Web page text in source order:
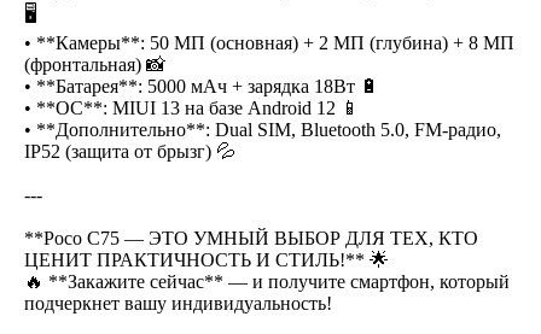
🖥
• **Камеры**: 50 МП (основная) + 2 МП (глубина) + 8 МП
(фронтальная) 📸
• **Батарея**: 5000 мАч + зарядка 18Вт 🔋
• **ОС**: MIUI 13 на базе Android 12 📱
• **Дополнительно**: Dual SIM, Bluetooth 5.0, FM-радио,
IP52 (защита от брызг) 💦
---
**Poco C75 — ЭТО УМНЫЙ ВЫБОР ДЛЯ ТЕХ, КТО
ЦЕНИТ ПРАКТИЧНОСТЬ И СТИЛЬ!** 🌟
🔥 **Закажите сейчас** — и получите смартфон, который
подчеркнет вашу индивидуальность!